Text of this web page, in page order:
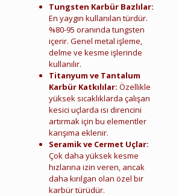
Tungsten Karbür Bazlılar:
En yaygın kullanılan türdür.
%80-95 oranında tungsten
içerir. Genel metal işleme,
delme ve kesme işlerinde
kullanılır.
Titanyum ve Tantalum
Karbür Katkılılar: Özellikle
yüksek sıcaklıklarda çalışan
kesici uçlarda ısı direncini
artırmak için bu elementler
karışıma eklenir.
Seramik ve Cermet Uçlar:
Çok daha yüksek kesme
hızlarına izin veren, ancak
daha kırılgan olan özel bir
karbür türüdür.